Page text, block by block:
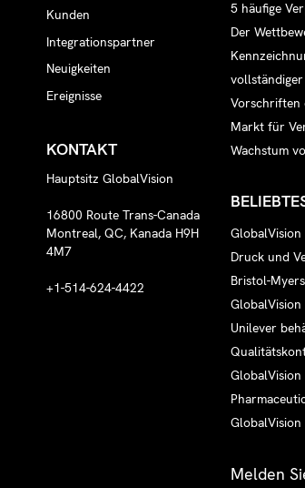
Kunden
Integrationspartner
Neuigkeiten
Ereignisse
KONTAKT
Hauptsitz GlobalVision
16800 Route Trans-Canada
Montreal, QC, Kanada H9H
4M7
+1-514-624-4422
5 häufige
Der
Vorschriften
Markt für
Wachstum
Druck und
Bristol-
GlobalVision
Unilever
Melden